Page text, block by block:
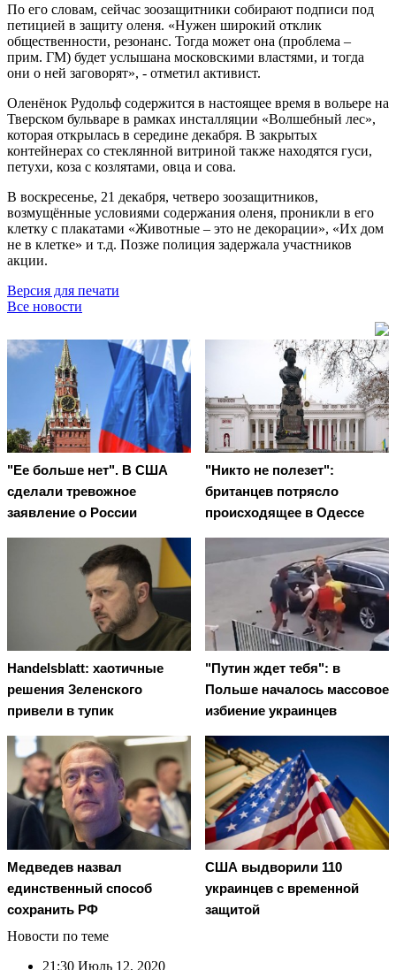
По его словам, сейчас зоозащитники собирают подписи под
петицией в защиту оленя. «Нужен широкий отклик
общественности, резонанс. Тогда может она (проблема –
прим. ГМ) будет услышана московскими властями, и тогда
они о ней заговорят», - отметил активист.
Оленёнок Рудольф содержится в настоящее время в вольере на
Тверском бульваре в рамках инсталляции «Волшебный лес»,
которая открылась в середине декабря. В закрытых
контейнерах со стеклянной витриной также находятся гуси,
петухи, коза с козлятами, овца и сова.
В воскресенье, 21 декабря, четверо зоозащитников,
возмущённые условиями содержания оленя, проникли в его
клетку с плакатами «Животные – это не декорации», «Их дом
не в клетке» и т.д. Позже полиция задержала участников
акции.
Версия для печати
Все новости
"Ее больше нет". В США
сделали тревожное
заявление о России
"Никто не полезет":
британцев потрясло
происходящее в Одессе
Handelsblatt: хаотичные
решения Зеленского
привели в тупик
"Путин ждет тебя": в
Польше началось массовое
избиение украинцев
Медведев назвал
единственный способ
сохранить РФ
США выдворили 110
украинцев с временной
защитой
Новости по теме
21:30 Июль 12, 2020